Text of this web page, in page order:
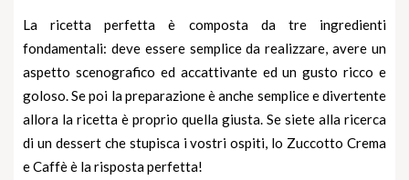
La ricetta perfetta è composta da tre ingredienti
fondamentali: deve essere semplice da realizzare, avere un
aspetto scenografico ed accattivante ed un gusto ricco e
goloso. Se poi la preparazione è anche semplice e divertente
allora la ricetta è proprio quella giusta. Se siete alla ricerca
di un dessert che stupisca i vostri ospiti, lo Zuccotto Crema
e Caffè è la risposta perfetta!